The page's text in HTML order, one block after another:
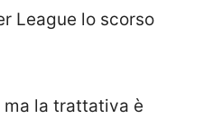
League lo scorso
ma la trattativa è